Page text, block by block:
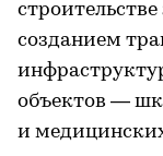
созданием
объектов —
и